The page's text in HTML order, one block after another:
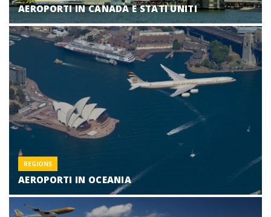
AEROPORTI IN CANADA E STATI UNITI
REGIONS
AEROPORTI IN OCEANIA